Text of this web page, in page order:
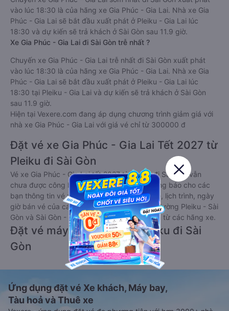
vào lúc 18:30 là của hãng xe Gia Phúc - Gia Lai. Nhà xe Gia
Phúc - Gia Lai sẽ bắt đầu xuất phát ở Pleiku - Gia Lai lúc
18:30 và dự kiến sẽ trả khách ở Sài Gòn sau 11.9 giờ.
Xe Gia Phúc - Gia Lai đi Sài Gòn trễ nhất ?
Chuyến xe Gia Phúc - Gia Lai trễ nhất đi Sài Gòn xuất phát
vào lúc 18:30 là của hãng xe Gia Phúc - Gia Lai. Nhà xe Gia
Phúc - Gia Lai sẽ bắt đầu xuất phát ở Pleiku - Gia Lai lúc
18:30 tại Pleiku - Gia Lai và dự kiến sẽ trả khách ở Sài Gòn
sau 11.9 giờ.
Hiện tại Vexere.com đang áp dụng chương trình giảm giá với
nhà xe Gia Phúc - Gia Lai với giá vé chỉ từ 300000 đ
Đặt vé xe Gia Phúc - Gia Lai Tết 2027 từ
Pleiku đi Sài Gòn
Vé xe Gia Phúc - Gia Lai tết 2027 từ Pleiku đi Sài Gòn vẫn
chưa được công bố. Vexere.com sẽ sớm thông báo cho các
bạn thông tin vé xe Tết 2027 bao gồm giá vé, lịch trình, ngày
giờ bán vé của các hãng xe khách đi tuyến đường Pleiku - Sài
Gòn và Sài Gòn - Pleiku ngay khi có thông tin từ các hãng xe.
Đặt vé máy bay giá rẻ từ Pleiku đi Sài
Gòn
Ứng dụng đặt vé Xe khách, Máy bay,
Tàu hoả và Thuê xe